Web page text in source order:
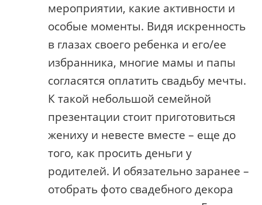
мероприятии, какие активности и
особые моменты. Видя искренность
в глазах своего ребенка и его/ее
избранника, многие мамы и папы
согласятся оплатить свадьбу мечты.
К такой небольшой семейной
презентации стоит приготовиться
жениху и невесте вместе – еще до
того, как просить деньги у
родителей. И обязательно заранее –
отобрать фото свадебного декора